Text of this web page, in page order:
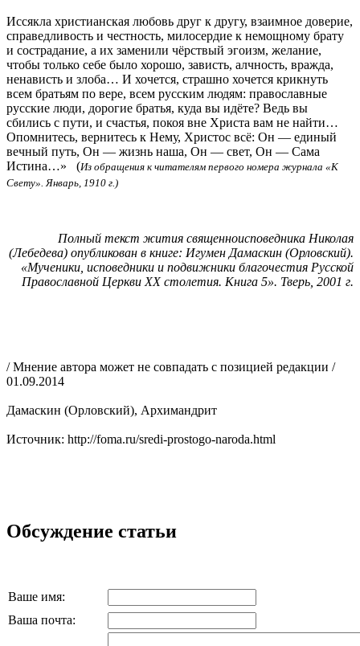
Иссякла христианская любовь друг к другу, взаимное доверие,
справедливость и честность, милосердие к немощному брату
и сострадание, а их заменили чёрствый эгоизм, желание,
чтобы только себе было хорошо, зависть, алчность, вражда,
ненависть и злоба… И хочется, страшно хочется крикнуть
всем братьям по вере, всем русским людям: православные
русские люди, дорогие братья, куда вы идёте? Ведь вы
сбились с пути, и счастья, покоя вне Христа вам не найти…
Опомнитесь, вернитесь к Нему, Христос всё: Он — единый
вечный путь, Он — жизнь наша, Он — свет, Он — Сама
Истина…» (Из обращения к читателям первого номера журнала «К
Свету». Январь, 1910 г.)
Полный текст жития священноисповедника Николая
(Лебедева) опубликован в книге: Игумен Дамаскин (Орловский).
«Мученики, исповедники и подвижники благочестия Русской
Православной Церкви ХХ столетия. Книга 5». Тверь, 2001 г.
/ Мнение автора может не совпадать с позицией редакции /
01.09.2014
Дамаскин (Орловский), Архимандрит
Источник: http://foma.ru/sredi-prostogo-naroda.html
Обсуждение статьи
Ваше имя:
Ваша почта: